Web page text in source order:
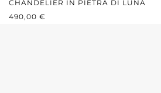
CHANDELIER IN PIETRA DI LUNA
PREZZO NORMALE:
490,00 €